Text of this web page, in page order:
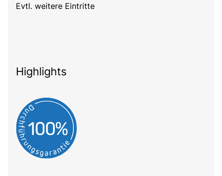
Evtl. weitere Eintritte
Highlights